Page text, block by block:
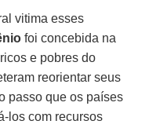
vitima esses
foi concebida na
e pobres do
reorientar seus
passo que os países
los com recursos